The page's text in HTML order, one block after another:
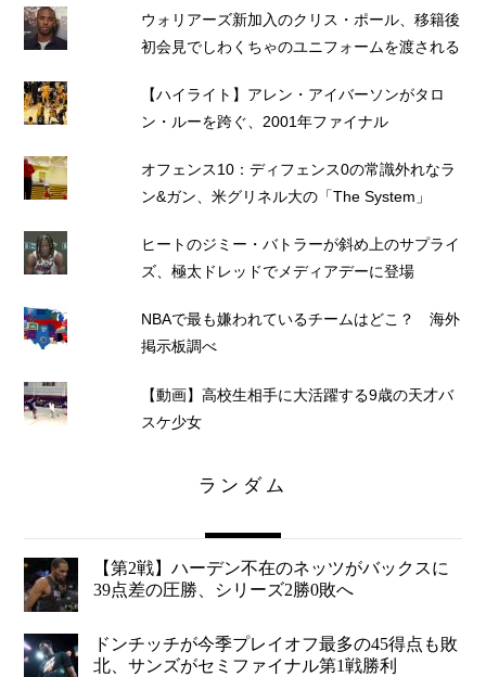
ウォリアーズ新加入のクリス・ポール、移籍後
初会見でしわくちゃのユニフォームを渡される
【ハイライト】アレン・アイバーソンがタロ
ン・ルーを跨ぐ、2001年ファイナル
オフェンス10：ディフェンス0の常識外れなラ
ン&ガン、米グリネル大の「The System」
ヒートのジミー・バトラーが斜め上のサプライ
ズ、極太ドレッドでメディアデーに登場
NBAで最も嫌われているチームはどこ？ 海外
掲示板調べ
【動画】高校生相手に大活躍する9歳の天才バ
スケ少女
ランダム
【第2戦】ハーデン不在のネッツがバックスに
39点差の圧勝、シリーズ2勝0敗へ
ドンチッチが今季プレイオフ最多の45得点も敗
北、サンズがセミファイナル第1戦勝利